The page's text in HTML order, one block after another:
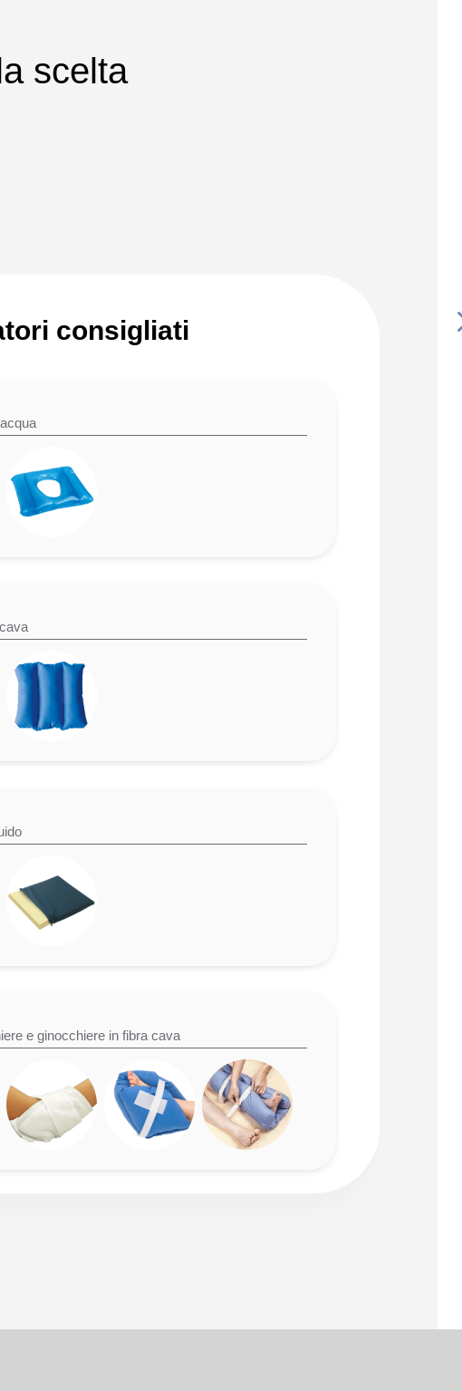
scelta
consigliati
e ginocchiere in fibra cava